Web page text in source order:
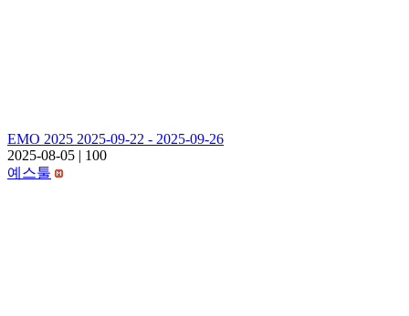
EMO 2025 2025-09-22 - 2025-09-26
2025-08-05 | 100
예스툴